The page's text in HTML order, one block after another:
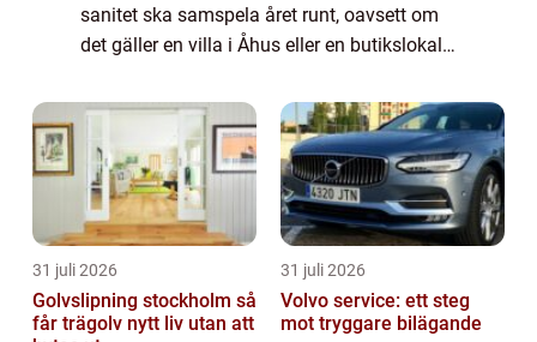
sanitet ska samspela året runt, oavsett om
det gäller en villa i Åhus eller en butikslokal i
31 juli 2026
Golvslipning stockholm så
får trägolv nytt liv utan att
31 juli 2026
Volvo service: ett steg
mot tryggare bilägande